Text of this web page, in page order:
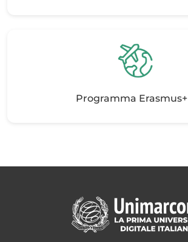
Programma Erasmus+